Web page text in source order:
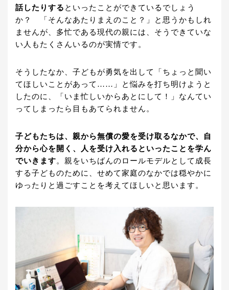
話したりする といったことができているでしょう
か？ 「そんなあたりまえのこと？」と思うかもしれ
ませんが、多忙である現代の親には、そうできていな
い人もたくさんいるのが実情です。
そうしたなか、子どもが勇気を出して「ちょっと聞い
てほしいことがあって……」と悩みを打ち明けようと
したのに、「いま忙しいからあとにして！」なんてい
ってしまったら目もあてられません。
子どもたちは、親から無償の愛を受け取るなかで、自
分から心を開く、人を受け入れるといったことを学ん
でいきます。親をいちばんのロールモデルとして成長
する子どものために、せめて家庭のなかでは穏やかに
ゆったりと過ごすことを考えてほしいと思います。